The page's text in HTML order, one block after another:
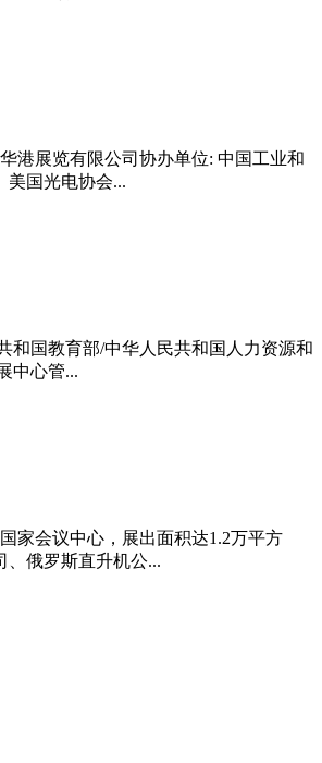
港展览有限公司协办单位: 中国工业和
美国光电协会...
和国教育部/中华人民共和国人力资源和
中心管...
会议中心，展出面积达1.2万平方
、俄罗斯直升机公...